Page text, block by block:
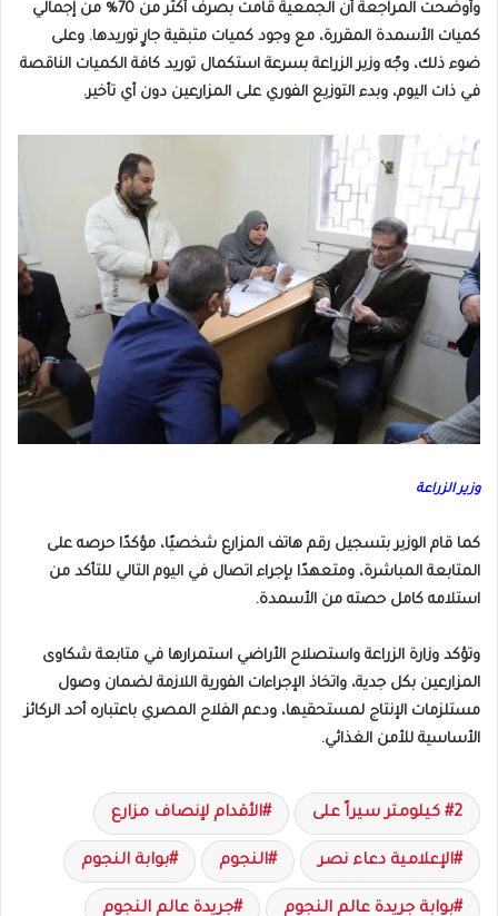
وأوضحت المراجعة أن الجمعية قامت بصرف أكثر من 70% من إجمالي
كميات الأسمدة المقررة، مع وجود كميات متبقية جارٍ توريدها. وعلى
ضوء ذلك، وجّه وزير الزراعة بسرعة استكمال توريد كافة الكميات الناقصة
في ذات اليوم، وبدء التوزيع الفوري على المزارعين دون أي تأخير.
وزير الزراعة
كما قام الوزير بتسجيل رقم هاتف المزارع شخصيًا، مؤكدًا حرصه على
المتابعة المباشرة، ومتعهدًا بإجراء اتصال في اليوم التالي للتأكد من
استلامه كامل حصته من الأسمدة.
وتؤكد وزارة الزراعة واستصلاح الأراضي استمرارها في متابعة شكاوى
المزارعين بكل جدية، واتخاذ الإجراءات الفورية اللازمة لضمان وصول
مستلزمات الإنتاج لمستحقيها، ودعم الفلاح المصري باعتباره أحد الركائز
الأساسية للأمن الغذائي.
2 كيلومتر سيراً على الأقدام لإنصاف مزارع
الإعلامية دعاء نصر النجوم بوابة النجوم
بوابة جريدة عالم النجوم جريدة عالم النجوم